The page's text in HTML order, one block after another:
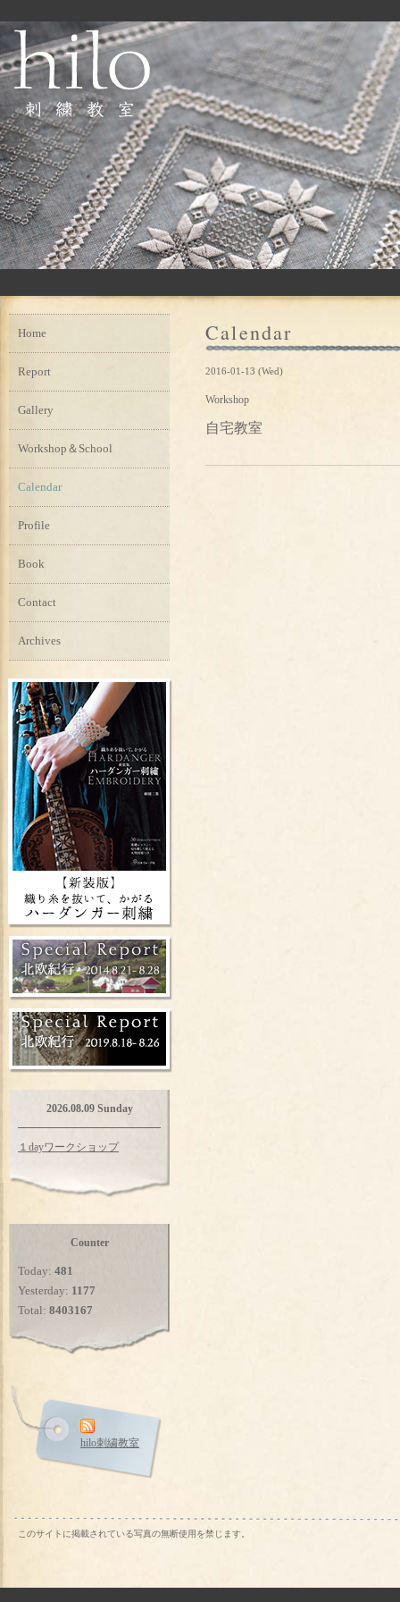
Calendar
2016-01-13 (Wed)
Workshop
自宅教室
Home
Report
Gallery
Workshop＆School
Calendar
Profile
Book
Contact
Archives
2026.08.09 Sunday
１dayワークショップ
Counter
Today: 481
Yesterday: 1177
Total: 8403167
hilo刺繍教室
このサイトに掲載されている写真の無断使用を禁じます。